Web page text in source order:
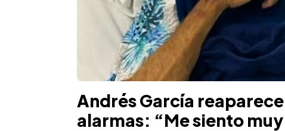
Andrés García
alarmas: “Me siento